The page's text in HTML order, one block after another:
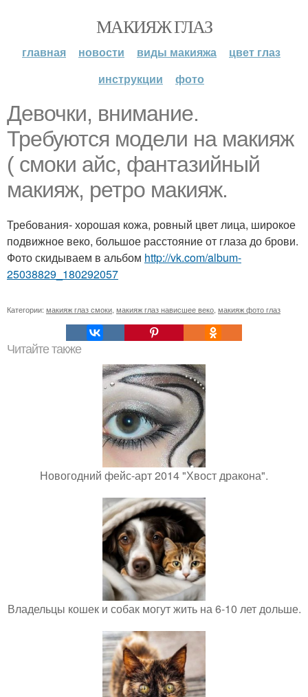
МАКИЯЖ ГЛАЗ
главная новости виды макияжа
цвет глаз
инструкции
фото
Девочки, внимание.
Требуются модели на макияж
( смоки айс, фантазийный
макияж, ретро макияж.
Требования- хорошая кожа, ровный цвет лица, широкое
подвижное веко, большое расстояние от глаза до брови.
Фото скидываем в альбом http://vk.com/album-
25038829_180292057
Категории: макияж глаз смоки макияж глаз нависшее веко макияж фото глаз
Читайте также
Новогодний фейс-арт 2014 "Хвост дракона".
Владельцы кошек и собак могут жить на 6-10 лет дольше.